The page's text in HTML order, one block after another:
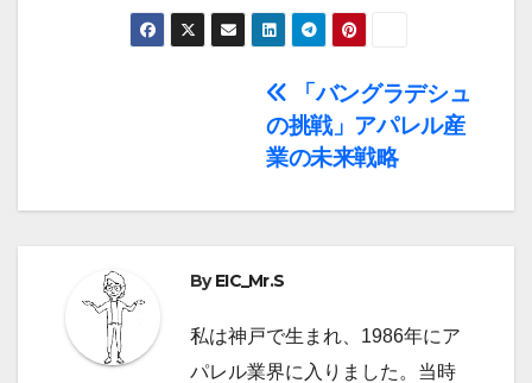
ナ
ゲ
ー
「バングラデシュ
の挑戦」アパレル産
業の未来戦略
ByEIC_Mr.S
私は神戸で生まれ、1986年にア
パレル業界に入りました。当時